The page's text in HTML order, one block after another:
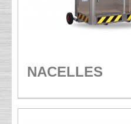
NACELLES